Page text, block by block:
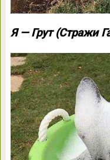
Я — Грут (Стражи